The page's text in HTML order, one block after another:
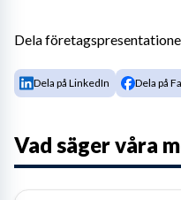
Dela
Dela på LinkedIn Dela på
Vad säger våra